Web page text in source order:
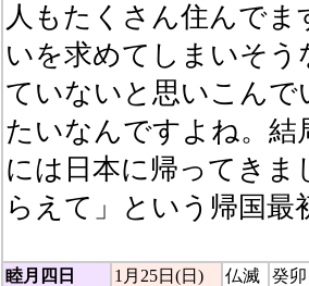
人もたくさん住んで
いを求めてしまいそ
ていないと思いこん
たいなんですよね。結
には日本に帰ってき
らえて」という帰国最
睦月四日 1月25日(日) 仏滅 癸卯